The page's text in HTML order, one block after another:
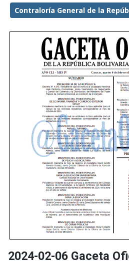
Contraloría General de la
2024-02-06 Gaceta